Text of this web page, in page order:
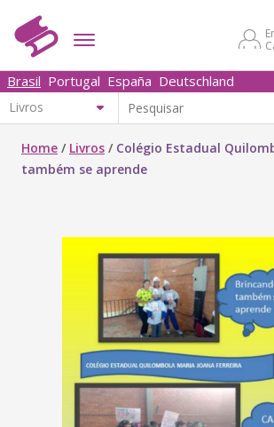
Brasil Portugal España Deutschland
Home / Livros / Colégio Estadual
também se aprende